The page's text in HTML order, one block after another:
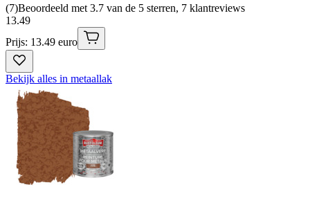
(7)Beoordeeld met 3.7 van de 5 sterren, 7 klantreviews
13.49
Prijs: 13.49 euro
Bekijk alles in metaallak